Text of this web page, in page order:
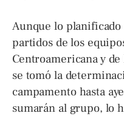
Aunque lo planificado
partidos de los
Centroamericana y
se tomó la
campamento hasta
sumarán al grupo, lo